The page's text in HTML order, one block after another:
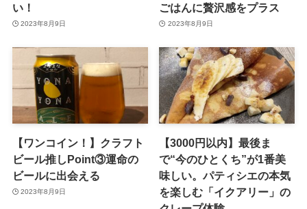
い！
2023年8月9日
ごはんに贅沢感をプラス
2023年8月9日
【ワンコイン！】クラフト
ビール推しPoint③運命の
ビールに出会える
2023年8月9日
【3000円以内】最後ま
で“今のひとくち”が1番美
味しい。パティシエの本気
を楽しむ「イクアリー」の